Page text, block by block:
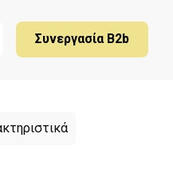
Συνεργασία B2b